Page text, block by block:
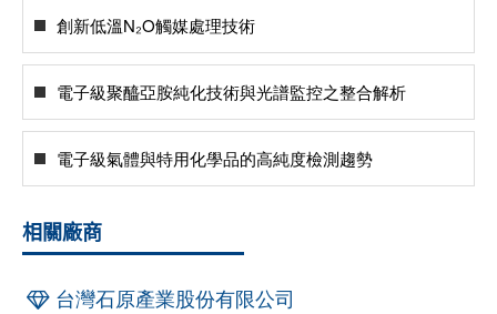
創新低溫N₂O觸媒處理技術
電子級聚醯亞胺純化技術與光譜監控之整合解析
電子級氣體與特用化學品的高純度檢測趨勢
相關廠商
台灣石原產業股份有限公司